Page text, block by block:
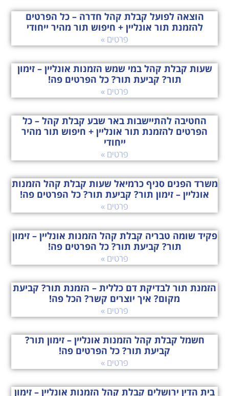
הוצאה לפועל קבלת קהל חדרה – כל הפרטים
להזמנת תור אונליין + חיפוש תור מהיר ייחודי
פרטים »
שעות קבלת קהל במי שמש הזמנות אונליין – זימון
תור? קביעת תור? כל הפרטים פה!
פרטים »
החטיבה להתיישבות באר שבע קבלת קהל – כל
הפרטים להזמנת תור אונליין + חיפוש תור מהיר
ייחודי
פרטים »
משרד הפנים סניף כרמיאל שעות קבלת קהל הזמנות
אונליין – זימון תור? קביעת תור? כל הפרטים פה!
פרטים »
פקיד שומה טבריה קבלת קהל הזמנות אונליין – זימון
תור? קביעת תור? כל הפרטים פה!
פרטים »
הזמנת תור לבדיקת דם כללית – הזמנת תור? קביעת
מקום? איך יוצרים קשר? הכל פה!
פרטים »
חשמל קבלת קהל הזמנות אונליין – זימון תור?
קביעת תור? כל הפרטים פה!
פרטים »
בית הדין ירושלים קבלת קהל הזמנות אונליין – זימון